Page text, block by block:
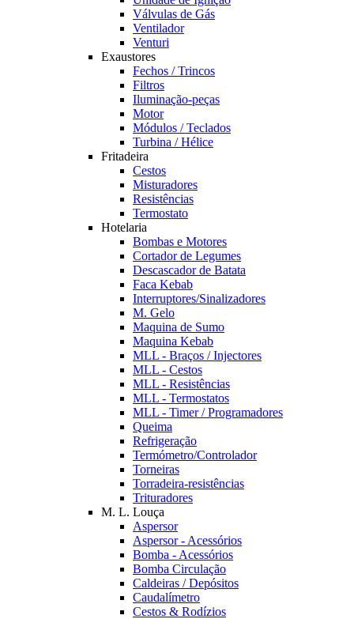
Válvulas de Gás
Ventilador
Venturi
Exaustores
Fechos / Trincos
Filtros
Iluminação-peças
Motor
Módulos / Teclados
Turbina / Hélice
Fritadeira
Cestos
Misturadores
Resistências
Termostato
Hotelaria
Bombas e Motores
Cortador de Legumes
Descascador de Batata
Faca Kebab
Interruptores/Sinalizadores
M. Gelo
Maquina de Sumo
Maquina Kebab
MLL - Braços / Injectores
MLL - Cestos
MLL - Resistências
MLL - Termostatos
MLL - Timer / Programadores
Queima
Refrigeração
Termómetro/Controlador
Torneiras
Torradeira-resistências
Trituradores
M. L. Louça
Aspersor
Aspersor - Acessórios
Bomba - Acessórios
Bomba Circulação
Caldeiras / Depósitos
Caudalímetro
Cestos & Rodízios